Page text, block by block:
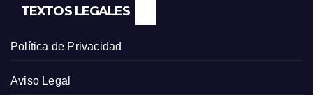
TEXTOS LEGALES
Política de Privacidad
Aviso Legal